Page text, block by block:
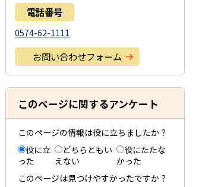
電話番号
0574-62-1111
お問い合わせフォーム
このページに関するアンケート
このページの情報は役に立ちましたか？
役に立
った
どちらともい
えない
役にたたな
かった
このページは見つけやすかったですか？